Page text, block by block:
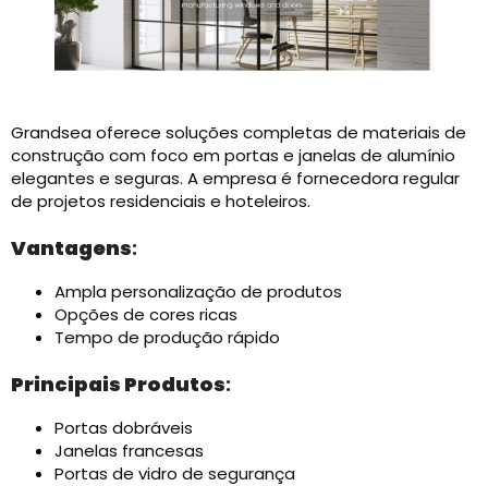
Grandsea oferece soluções completas de materiais de
construção com foco em portas e janelas de alumínio
elegantes e seguras. A empresa é fornecedora regular
de projetos residenciais e hoteleiros.
Vantagens:
Ampla personalização de produtos
Opções de cores ricas
Tempo de produção rápido
Principais Produtos:
Portas dobráveis
Janelas francesas
Portas de vidro de segurança